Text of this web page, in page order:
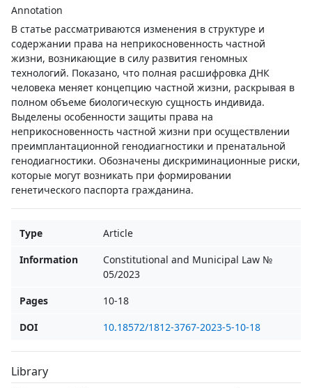
Annotation
В статье рассматриваются изменения в структуре и
содержании права на неприкосновенность частной
жизни, возникающие в силу развития геномных
технологий. Показано, что полная расшифровка ДНК
человека меняет концепцию частной жизни, раскрывая в
полном объеме биологическую сущность индивида.
Выделены особенности защиты права на
неприкосновенность частной жизни при осуществлении
преимплантационной генодиагностики и пренатальной
генодиагностики. Обозначены дискриминационные риски,
которые могут возникать при формировании
генетического паспорта гражданина.
Type
Article
Information
Constitutional and Municipal Law №
05/2023
Pages
10-18
DOI
10.18572/1812-3767-2023-5-10-18
Library